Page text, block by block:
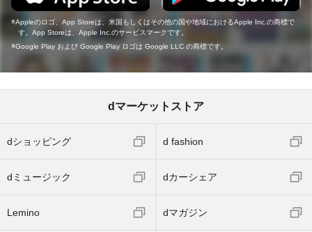
Appleのロゴ、App Storeは、米国もしくはその他の国や地域におけるApple Inc.の商標で
す。App Storeは、Apple Inc.のサービスマークです。
Google Play および Google Play ロゴは Google LLC の商標です。
dマーケットストア
dショッピング d fashion
dミュージック dカーシェア
Lemino dマガジン